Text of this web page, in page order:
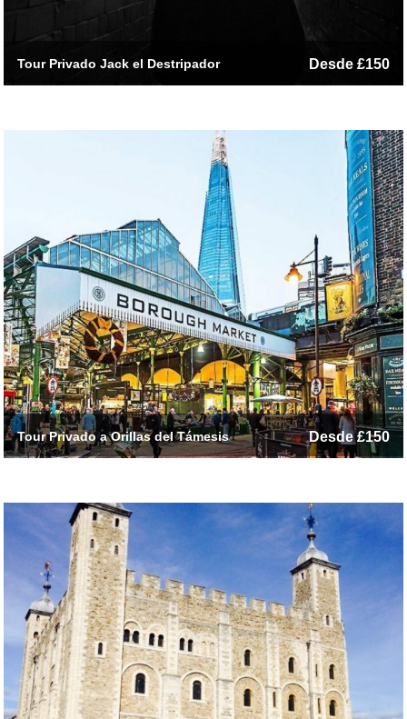
Tour Privado Jack el Destripador Desde £150
Tour Privado a Orillas del Támesis Desde £150